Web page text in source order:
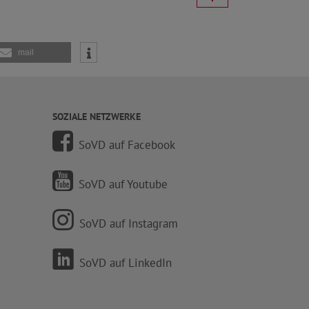
mail
SOZIALE NETZWERKE
SoVD auf Facebook
SoVD auf Youtube
SoVD auf Instagram
SoVD auf LinkedIn